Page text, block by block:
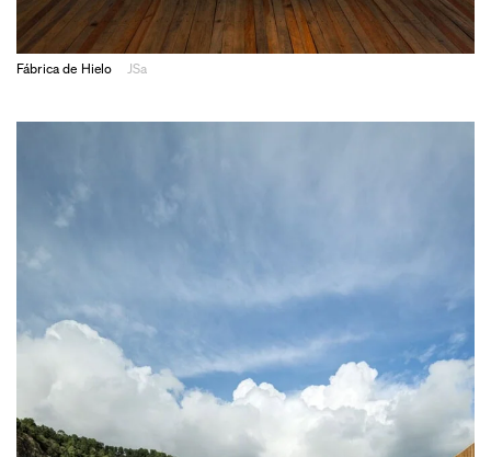
Fábrica de Hielo JSa